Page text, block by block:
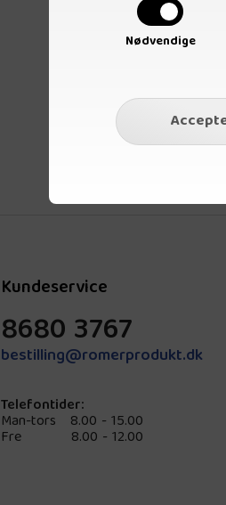
Nødvendige
Vejl. udsalg
46,50 DKK
Kundeservice
8680 3767
bestilling@romerprodukt.dk
Telefontider:
Man-tors 8.00 - 15.00
Fre 8.00 - 12.00